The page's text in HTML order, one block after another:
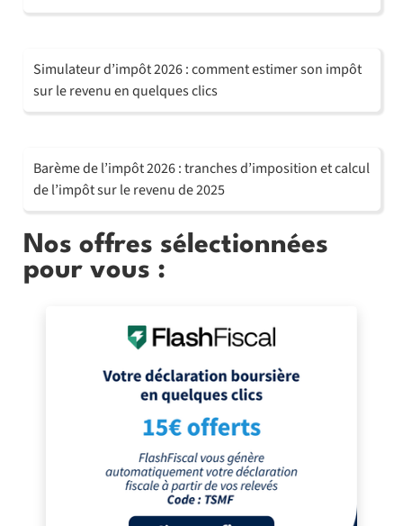
Simulateur d’impôt 2026 : comment estimer son impôt
sur le revenu en quelques clics
Barème de l’impôt 2026 : tranches d’imposition et calcul
de l’impôt sur le revenu de 2025
Nos offres sélectionnées
pour vous :